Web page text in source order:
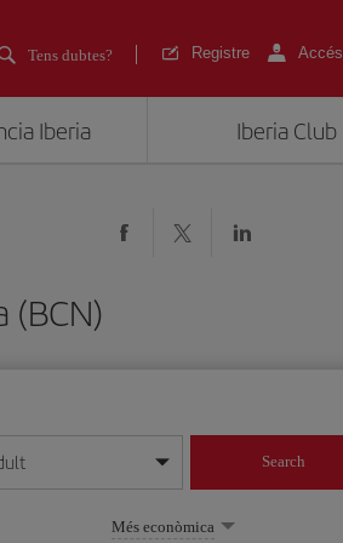
Tens dubtes? Registre Accés
Iberia Iberia Club
(BCN)
mes/any
Search
Més econòmica